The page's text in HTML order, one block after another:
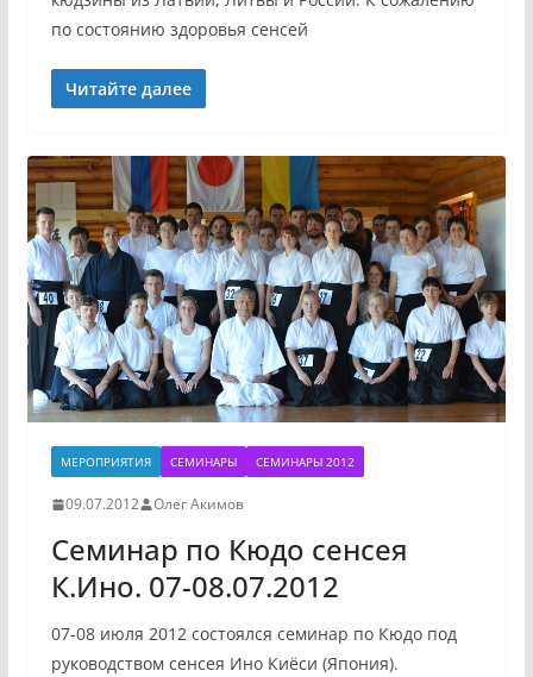
по состоянию здоровья сенсей
Читайте далее
МЕРОПРИЯТИЯ СЕМИНАРЫ СЕМИНАРЫ 2012
09.07.2012 Олег Акимов
Семинар по Кюдо сенсея
К.Ино. 07-08.07.2012
07-08 июля 2012 состоялся семинар по Кюдо под
руководством сенсея Ино Киёси (Япония).